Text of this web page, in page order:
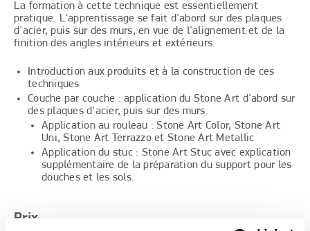
La formation à cette technique est essentiellement
pratique. L'apprentissage se fait d'abord sur des plaques
d'acier, puis sur des murs, en vue de l'alignement et de la
finition des angles intérieurs et extérieurs.
Introduction aux produits et à la construction de ces
techniques
Couche par couche : application du Stone Art d'abord sur
des plaques d'acier, puis sur des murs.
Application au rouleau : Stone Art Color, Stone Art
Uni, Stone Art Terrazzo et Stone Art Metallic
Application du stuc : Stone Art Stuc avec explication
supplémentaire de la préparation du support pour les
douches et les sols.
Prix